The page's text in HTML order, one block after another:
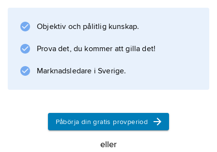
Objektiv och pålitlig kunskap.
Prova det, du kommer att gilla det!
Marknadsledare i Sverige.
Påbörja din gratis provperiod
eller